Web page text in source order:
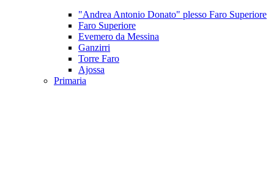
"Andrea Antonio Donato" plesso Faro Superiore
Faro Superiore
Evemero da Messina
Ganzirri
Torre Faro
Ajossa
Primaria